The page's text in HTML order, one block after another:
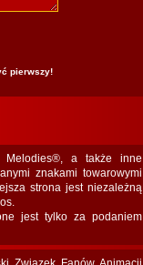
pierwszy!
Melodies®, a także inne
znakami towarowymi
strona jest niezależną
jest tylko za podaniem